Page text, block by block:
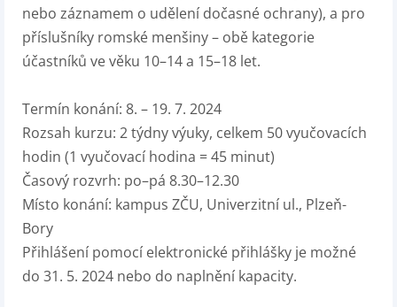
nebo záznamem o udělení dočasné ochrany), a pro
příslušníky romské menšiny – obě kategorie
účastníků ve věku 10–14 a 15–18 let.
Termín konání: 8. – 19. 7. 2024
Rozsah kurzu: 2 týdny výuky, celkem 50 vyučovacích
hodin (1 vyučovací hodina = 45 minut)
Časový rozvrh: po–pá 8.30–12.30
Místo konání: kampus ZČU, Univerzitní ul., Plzeň-
Bory
Přihlášení pomocí elektronické přihlášky je možné
do 31. 5. 2024 nebo do naplnění kapacity.